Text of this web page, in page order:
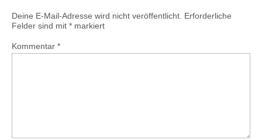
Deine E-Mail-Adresse wird nicht veröffentlicht. Erforderliche
Felder sind mit * markiert
Kommentar *